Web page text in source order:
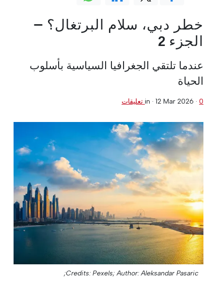
خطر دبي، سلام البرتغال؟ —
الجزء 2
عندما تلتقي الجغرافيا السياسية بأسلوب
الحياة
in · 12 Mar 2026 · 0 تعليقات
Credits: Pexels; Author: Aleksandar Pasaric;